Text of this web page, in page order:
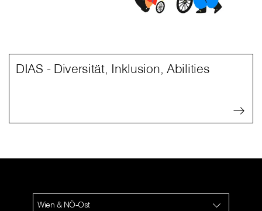
DIAS - Diversität, Inklusion, Abilities
Wien & NÖ-Ost